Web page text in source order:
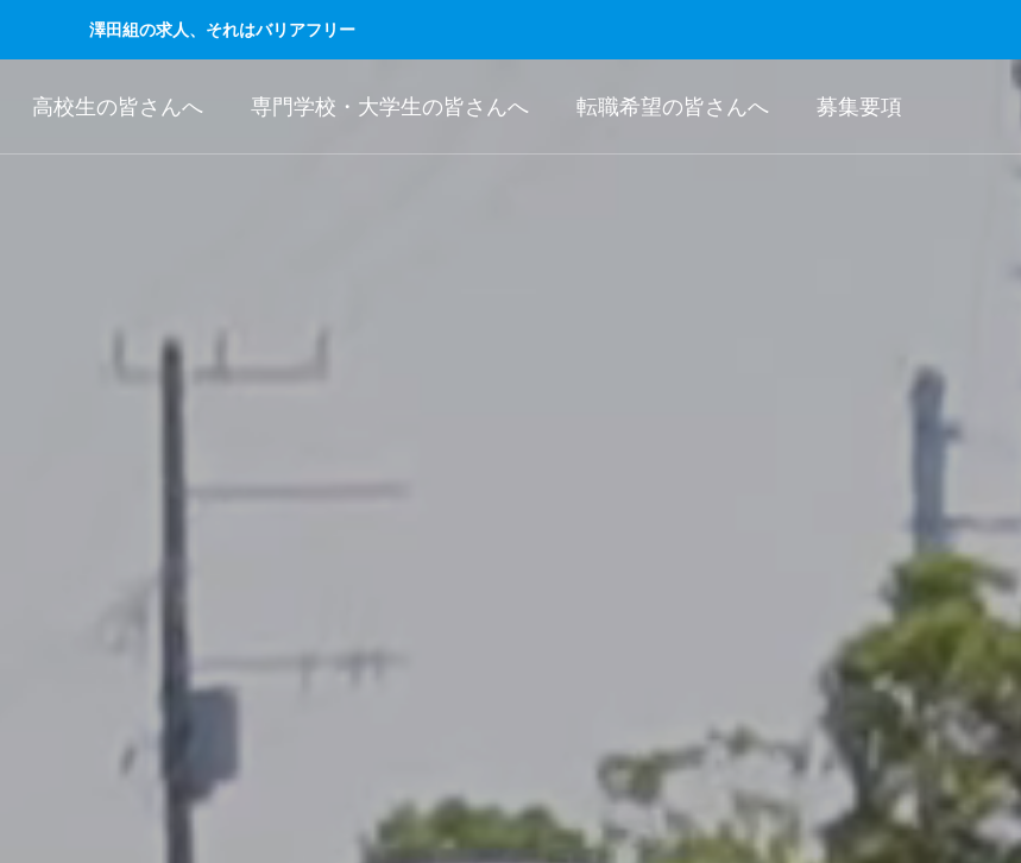
澤田組の求人、それはバリアフリー
高校生の皆さんへ 専門学校・大学生の皆さんへ 転職希望の皆さんへ 募集要項